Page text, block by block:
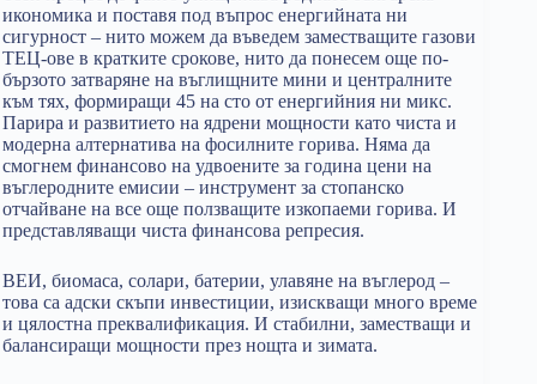
икономика и поставя под въпрос енергийната ни
сигурност – нито можем да въведем заместващите газови
ТЕЦ-ове в кратките срокове, нито да понесем още по-
бързото затваряне на въглищните мини и централните
към тях, формиращи 45 на сто от енергийния ни микс.
Парира и развитието на ядрени мощности като чиста и
модерна алтернатива на фосилните горива. Няма да
смогнем финансово на удвоените за година цени на
въглеродните емисии – инструмент за стопанско
отчайване на все още ползващите изкопаеми горива. И
представляващи чиста финансова репресия.
ВЕИ, биомаса, солари, батерии, улавяне на въглерод –
това са адски скъпи инвестиции, изискващи много време
и цялостна преквалификация. И стабилни, заместващи и
балансиращи мощности през нощта и зимата.